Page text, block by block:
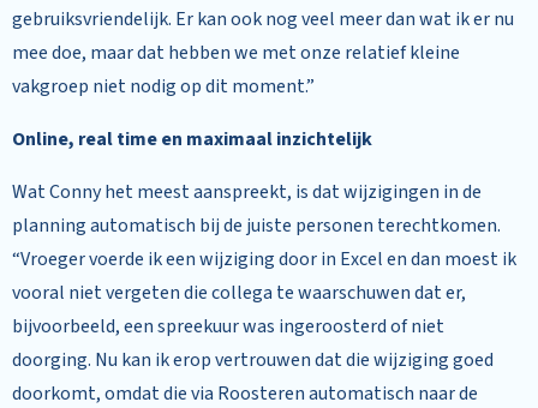
gebruiksvriendelijk. Er kan ook nog veel meer dan wat ik er nu
mee doe, maar dat hebben we met onze relatief kleine
vakgroep niet nodig op dit moment.”
Online, real time en maximaal inzichtelijk
Wat Conny het meest aanspreekt, is dat wijzigingen in de
planning automatisch bij de juiste personen terechtkomen.
“Vroeger voerde ik een wijziging door in Excel en dan moest ik
vooral niet vergeten die collega te waarschuwen dat er,
bijvoorbeeld, een spreekuur was ingeroosterd of niet
doorging. Nu kan ik erop vertrouwen dat die wijziging goed
doorkomt, omdat die via Roosteren automatisch naar de